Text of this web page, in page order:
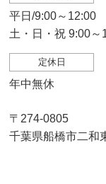
平日/9:00～12:00
土・日・祝 9:00
定休日
年中無休
〒274-0805
千葉県船橋市二和